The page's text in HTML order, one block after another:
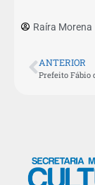
Raíra Morena
ANTERIOR